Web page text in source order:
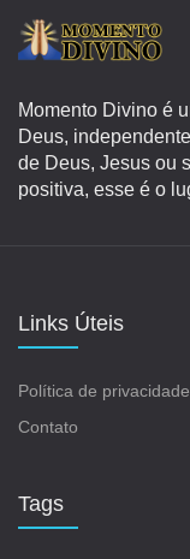
Momento Divino é
Deus,
de Deus, Jesus ou
positiva, esse é o
Links Úteis
Política de privacidade
Contato
Tags